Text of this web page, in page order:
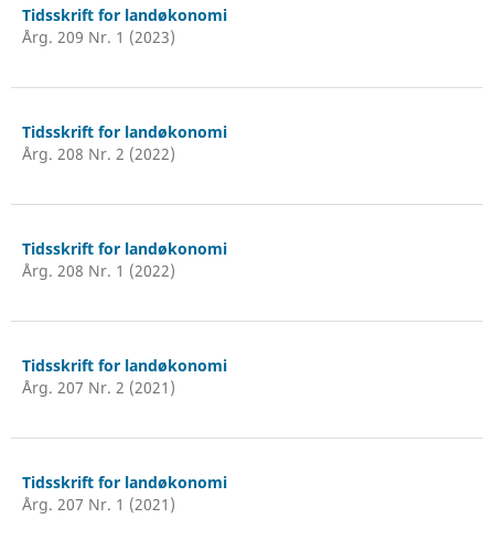
Tidsskrift for landøkonomi
Årg. 209 Nr. 1 (2023)
Tidsskrift for landøkonomi
Årg. 208 Nr. 2 (2022)
Tidsskrift for landøkonomi
Årg. 208 Nr. 1 (2022)
Tidsskrift for landøkonomi
Årg. 207 Nr. 2 (2021)
Tidsskrift for landøkonomi
Årg. 207 Nr. 1 (2021)